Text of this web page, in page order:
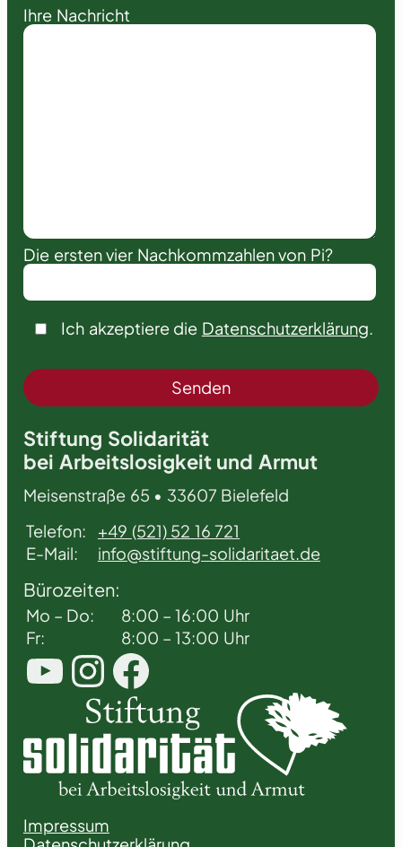
Ihre Nachricht
Die ersten vier Nachkommzahlen von Pi?
Ich akzeptiere die Datenschutzerklärung.
Stiftung Solidarität
bei Arbeitslosigkeit und Armut
Meisenstraße 65 • 33607 Bielefeld
Telefon:
+49 (521) 52 16 721
E-Mail:
info@stiftung-solidaritaet.de
Bürozeiten:
Mo – Do:
8:00 – 16:00 Uhr
Fr:
8:00 – 13:00 Uhr
YouTube InstagramFacebook
Impressum